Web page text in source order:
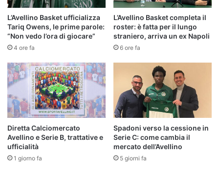
L’Avellino Basket ufficializza
Tariq Owens, le prime parole:
“Non vedo l’ora di giocare”
4 ore fa
L’Avellino Basket completa il
roster: è fatta per il lungo
straniero, arriva un ex Napoli
6 ore fa
Diretta Calciomercato
Avellino e Serie B, trattative e
ufficialità
1 giorno fa
Spadoni verso la cessione in
Serie C: come cambia il
mercato dell’Avellino
5 giorni fa